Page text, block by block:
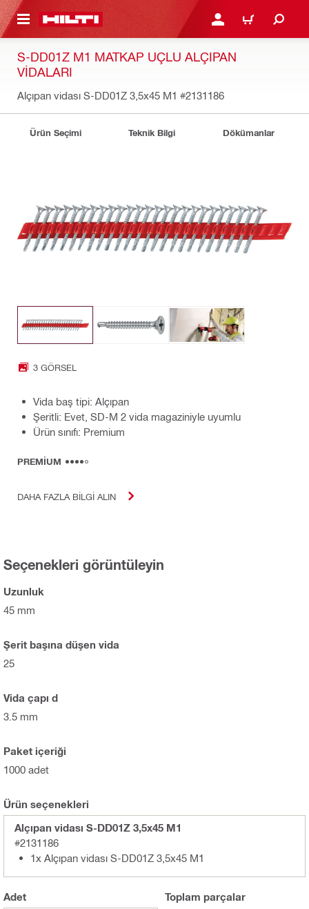
GEÇ GIRIŞ YAP YA DA KAYIT
SEPET
S-DD01Z M1 MATKAP UÇLU ALÇIPAN
VIDALARI
Alçıpan vidası S-DD01Z 3,5x45 M1 #2131186
Ürün Seçimi Teknik Bilgi Dökümanlar
3 GÖRSEL
Vida baş tipi: Alçıpan
Şeritli: Evet, SD-M 2 vida magaziniyle uyumlu
Ürün sınıfı: Premium
PREMIUM
DAHA FAZLA BILGI ALIN
Seçenekleri görüntüleyin
Uzunluk
45 mm
Şerit başına düşen vida
25
Vida çapı d
3.5 mm
Paket içeriği
1000 adet
Ürün seçenekleri
Alçıpan vidası S-DD01Z 3,5x45 M1
#2131186
1x Alçıpan vidası S-DD01Z 3,5x45 M1
Adet Toplam parçalar